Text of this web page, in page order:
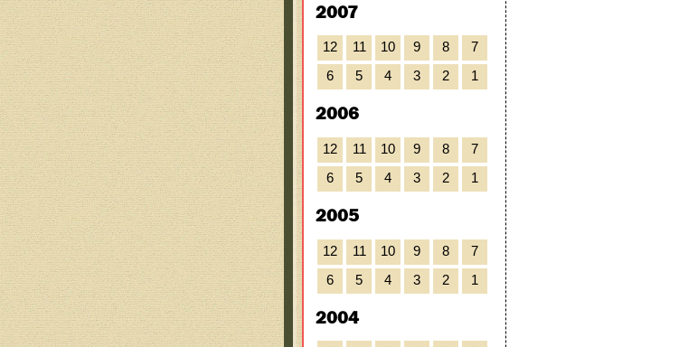
2007
12 11 10 9 8
7
6
5 4 3 2 1
2006
12 11 10 9 8
7
6
5 4 3 2 1
2005
12 11 10 9 8
7
6
5 4 3 2 1
2004